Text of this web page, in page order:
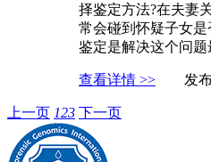
择鉴定方法?在夫妻
常会碰到怀疑子女是
鉴定是解决这个问
查看详情 >> 发
上一页 123 下一页